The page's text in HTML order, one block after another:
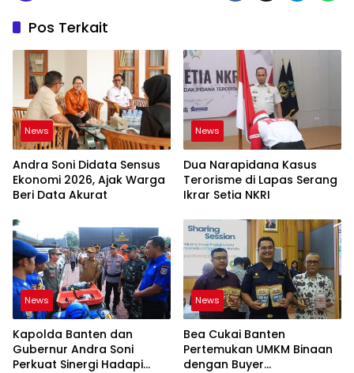
Pos Terkait
News
Andra Soni Didata Sensus
Ekonomi 2026, Ajak Warga
Beri Data Akurat
News
Dua Narapidana Kasus
Terorisme di Lapas Serang
Ikrar Setia NKRI
News
Kapolda Banten dan
Gubernur Andra Soni
Perkuat Sinergi Hadapi
News
Bea Cukai Banten
Pertemukan UMKM Binaan
dengan Buyer